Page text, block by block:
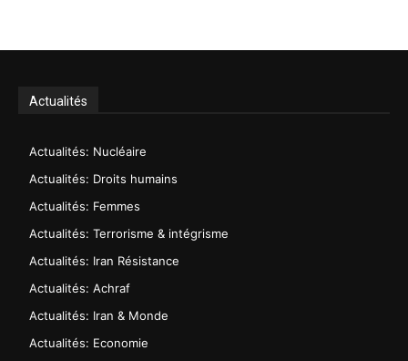
Actualités
Actualités: Nucléaire
Actualités: Droits humains
Actualités: Femmes
Actualités: Terrorisme & intégrisme
Actualités: Iran Résistance
Actualités: Achraf
Actualités: Iran & Monde
Actualités: Economie